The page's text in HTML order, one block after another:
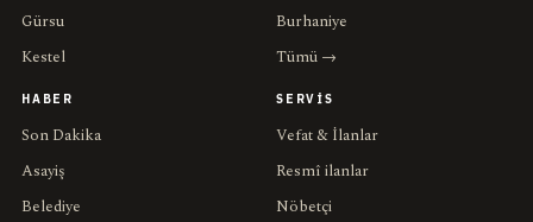
Gürsu
Kestel
Burhaniye
Tümü →
HABER
Son Dakika
Asayiş
Belediye
SERVIS
Vefat & İlanlar
Resmî ilanlar
Nöbetçi